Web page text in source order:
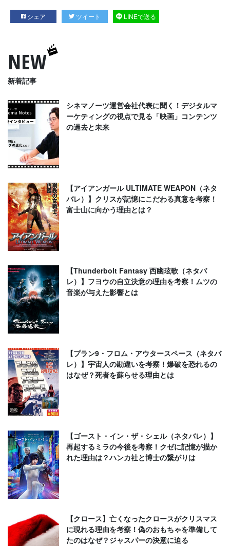
シェア ツイート LINEで送る
NEW
新着記事
シネマノーツ運営会社代表に聞く！デジタルマ
ーケティングの視点で見る「映画」コンテンツ
の過去と未来
【アイアンガール ULTIMATE WEAPON（ネタ
バレ）】クリスが記憶にこだわる真意を考察！
富士山に向かう理由とは？
【Thunderbolt Fantasy 西幽玹歌（ネタバ
レ）】フヨウの自立決意の理由を考察！ムツの
音楽が与えた影響とは
【プラン9・フロム・アウタースペース（ネタバ
レ）】宇宙人の勘違いを考察！爆破を恐れるの
はなぜ？死者を蘇らせる理由とは
【ゴースト・イン・ザ・シェル（ネタバレ）】
再起するミラの今後を考察！クゼに記憶が描か
れた理由は？ハンカ社と博士の繋がりは
【クロース】亡くなったクロースがクリスマス
に現れる理由を考察！偽のおもちゃを準備して
たのはなぜ？ジャスパーの決意に迫る